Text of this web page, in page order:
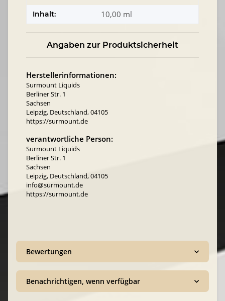
Inhalt: 10,00 ml
Angaben zur Produktsicherheit
Herstellerinformationen:
Surmount Liquids
Berliner Str. 1
Sachsen
Leipzig, Deutschland, 04105
https://surmount.de
verantwortliche Person:
Surmount Liquids
Berliner Str. 1
Sachsen
Leipzig, Deutschland, 04105
info@surmount.de
https://surmount.de
Bewertungen
Benachrichtigen, wenn verfügbar